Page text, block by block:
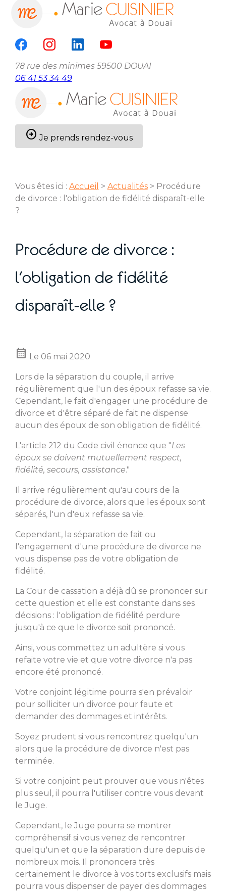
78 rue des minimes 59500 DOUAI
06 41 53 34 49
arrow_circle_right Je prends rendez-vous
Vous êtes ici : Accueil > Actualités> Procédure
de divorce : l'obligation de fidélité disparaît-elle
?
Procédure de divorce :
l'obligation de fidélité
disparaît-elle ?
calendar_month Le 06 mai 2020
Lors de la séparation du couple, il arrive
régulièrement que l'un des époux refasse sa vie.
Cependant, le fait d'engager une procédure de
divorce et d'être séparé de fait ne dispense
aucun des époux de son obligation de fidélité.
L'article 212 du Code civil énonce que "Les
époux se doivent mutuellement respect,
fidélité, secours, assistance."
Il arrive régulièrement qu'au cours de la
procédure de divorce, alors que les époux sont
séparés, l'un d'eux refasse sa vie.
Cependant, la séparation de fait ou
l'engagement d'une procédure de divorce ne
vous dispense pas de votre obligation de
fidélité.
La Cour de cassation a déjà dû se prononcer sur
cette question et elle est constante dans ses
décisions : l'obligation de fidélité perdure
jusqu'à ce que le divorce soit prononcé.
Ainsi, vous commettez un adultère si vous
refaite votre vie et que votre divorce n'a pas
encore été prononcé.
Votre conjoint légitime pourra s'en prévaloir
pour solliciter un divorce pour faute et
demander des dommages et intérêts.
Soyez prudent si vous rencontrez quelqu'un
alors que la procédure de divorce n'est pas
terminée.
Si votre conjoint peut prouver que vous n'êtes
plus seul, il pourra l'utiliser contre vous devant
le Juge.
Cependant, le Juge pourra se montrer
compréhensif si vous venez de rencontrer
quelqu'un et que la séparation dure depuis de
nombreux mois. Il prononcera très
certainement le divorce à vos torts exclusifs mais
pourra vous dispenser de payer des dommages
Panneau de gestion des cookies